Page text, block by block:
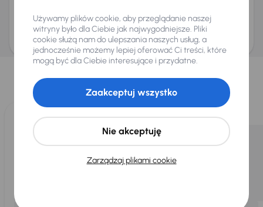
ani zagwarantowaną dostępnością pojazdu. AURES Holdings a.s., z siedzibą
Dopraváků 874/15, Čimice, 184 00 Praga 8, będzie przechowywać i przetwarzać
Twoje dane osobowe zgodnie z zasadami ochrony i przetwarzaniadanych
osobowych.
Wybraliśmy dla Ciebie
Wybieramy dla Ciebie
z naszej oferty. Kupimy
dla Ciebiedo 400 pojazdówkażdego dnia.
Używamy plików cookie, aby przeglądanie naszej
witryny było dla Ciebie jak najwygodniejsze. Pliki
cookie służą nam do ulepszania naszych usług, a
jednocześnie możemy lepiej oferować Ci treści, które
mogą być dla Ciebie interesujące i przydatne.
Zarządzaj plikami cookie
Nie akceptuję
Zaakceptuj wszystko